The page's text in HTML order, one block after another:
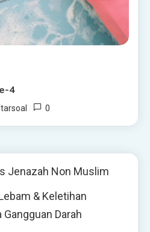
4
0
Jenazah Non Muslim
& Keletihan
Darah